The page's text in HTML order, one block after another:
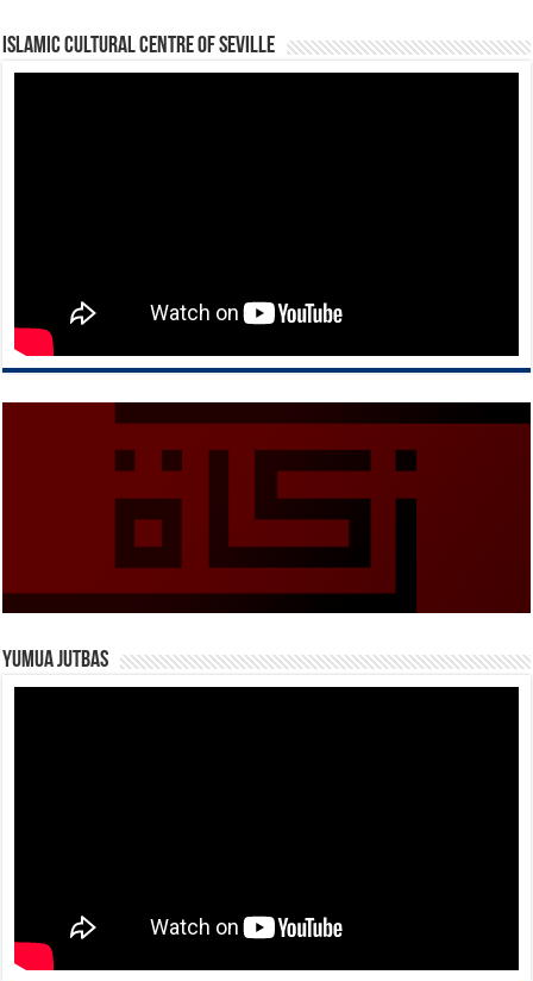
Islamic Cultural Centre of Seville
Yumua Jutbas